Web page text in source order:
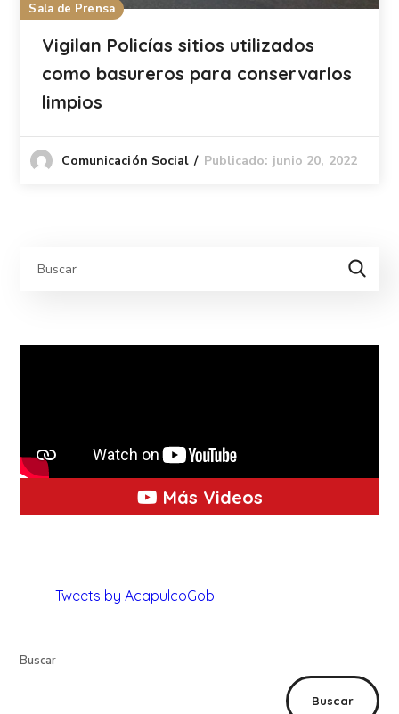
Sala de Prensa
Vigilan Policías sitios utilizados
como basureros para conservarlos
limpios
Comunicación Social Publicado: junio 20, 2022
Más Videos
Tweets by AcapulcoGob
Buscar
Buscar